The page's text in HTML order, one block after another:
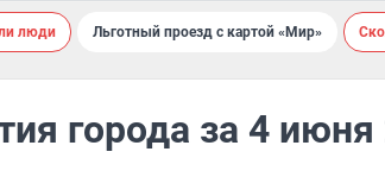
люди Льготный проезд с картой «Мир»
города за 4 июня